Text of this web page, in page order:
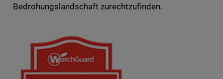
Bedrohungslandschaft zurechtzufinden.